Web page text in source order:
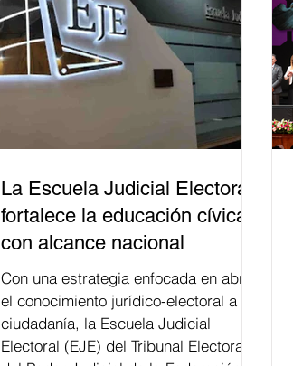
La Escuela Judicial Electoral
fortalece la educación cívica
con alcance nacional
Con una estrategia enfocada en abrir
el conocimiento jurídico-electoral a la
ciudadanía, la Escuela Judicial
Electoral (EJE) del Tribunal Electoral